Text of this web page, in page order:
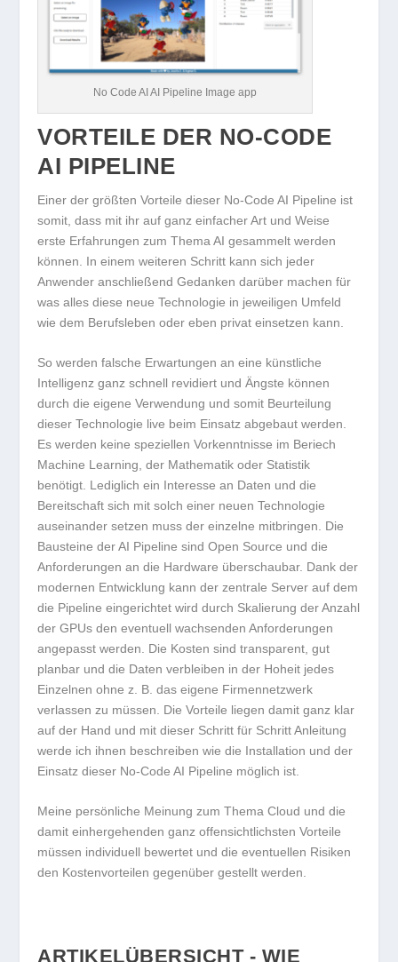
No Code AI AI Pipeline Image app
VORTEILE DER NO-CODE
AI PIPELINE
Einer der größten Vorteile dieser No-Code AI Pipeline ist
somit, dass mit ihr auf ganz einfacher Art und Weise
erste Erfahrungen zum Thema AI gesammelt werden
können. In einem weiteren Schritt kann sich jeder
Anwender anschließend Gedanken darüber machen für
was alles diese neue Technologie in jeweiligen Umfeld
wie dem Berufsleben oder eben privat einsetzen kann.
So werden falsche Erwartungen an eine künstliche
Intelligenz ganz schnell revidiert und Ängste können
durch die eigene Verwendung und somit Beurteilung
dieser Technologie live beim Einsatz abgebaut werden.
Es werden keine speziellen Vorkenntnisse im Beriech
Machine Learning, der Mathematik oder Statistik
benötigt. Lediglich ein Interesse an Daten und die
Bereitschaft sich mit solch einer neuen Technologie
auseinander setzen muss der einzelne mitbringen. Die
Bausteine der AI Pipeline sind Open Source und die
Anforderungen an die Hardware überschaubar. Dank der
modernen Entwicklung kann der zentrale Server auf dem
die Pipeline eingerichtet wird durch Skalierung der Anzahl
der GPUs den eventuell wachsenden Anforderungen
angepasst werden. Die Kosten sind transparent, gut
planbar und die Daten verbleiben in der Hoheit jedes
Einzelnen ohne z. B. das eigene Firmennetzwerk
verlassen zu müssen. Die Vorteile liegen damit ganz klar
auf der Hand und mit dieser Schritt für Schritt Anleitung
werde ich ihnen beschreiben wie die Installation und der
Einsatz dieser No-Code AI Pipeline möglich ist.
Meine persönliche Meinung zum Thema Cloud und die
damit einhergehenden ganz offensichtlichsten Vorteile
müssen individuell bewertet und die eventuellen Risiken
den Kostenvorteilen gegenüber gestellt werden.
ARTIKELÜBERSICHT - WIE